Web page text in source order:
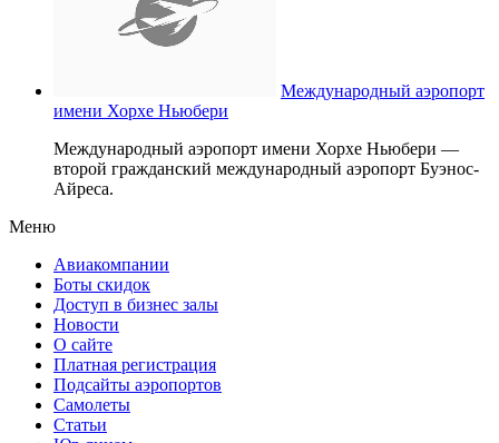
Международный аэропорт
имени Хорхе Ньюбери
Международный аэропорт имени Хорхе Ньюбери —
второй гражданский международный аэропорт Буэнос-
Айреса.
Меню
Авиакомпании
Боты скидок
Доступ в бизнес залы
Новости
О сайте
Платная регистрация
Подсайты аэропортов
Самолеты
Статьи